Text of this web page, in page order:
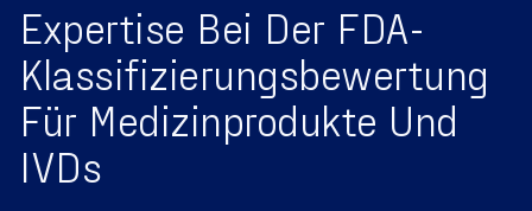
Expertise Bei Der FDA-
Klassifizierungsbewertung
Für Medizinprodukte Und
IVDs